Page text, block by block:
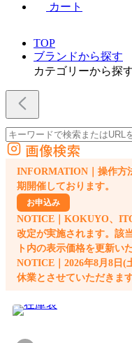
カート
TOP
ブランドから探す
カテゴリーから探
外部サイトの商品をカートに追加
他のサイトで見つけた商品ページのURL
画像検索
INFORMATION｜操作方
期開催しております。
お申込み
NOTICE｜KOKUYO、
改定が実施されます。該
ト内の表示価格を更新い
NOTICE｜2026年8月8日(
休業とさせていただきます